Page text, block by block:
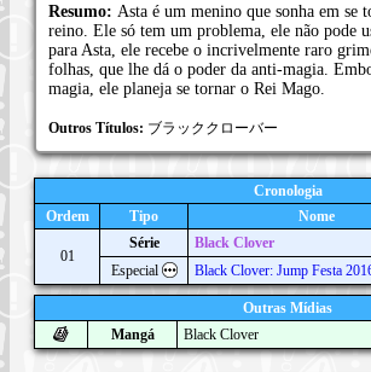
Resumo: Asta é um menino que sonha em se
reino. Ele só tem um problema, ele não pode
para Asta, ele recebe o incrivelmente raro
folhas, que lhe dá o poder da anti-magia.
magia, ele planeja se tornar o Rei Mago.
Outros Títulos: ブラッククローバー
Cronologia
Ordem
Tipo Nome
01
Série Black Clover
Especial
Black Clover: Jump Festa
Outras Mídias
Mangá
Black Clover